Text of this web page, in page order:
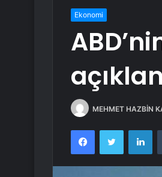
Ekonomi
MEHMET HAZBİN
FacebookTwitter